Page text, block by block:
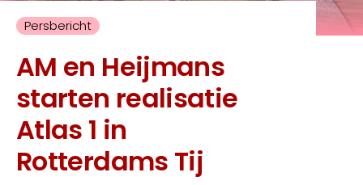
Persbericht
AM en Heijmans
starten realisatie
Atlas 1 in
Rotterdams Tij